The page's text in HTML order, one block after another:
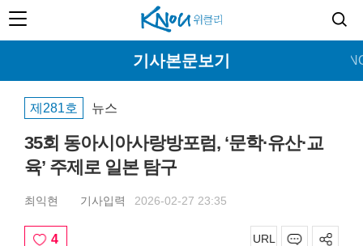
뉴스 특집
기사본문보기
제281호 뉴스
35회 동아시아사랑방포럼, ‘문학·유산·교
육’ 주제로 일본 탐구
최익현 기사입력 2026-02-27 23:35
4 URL